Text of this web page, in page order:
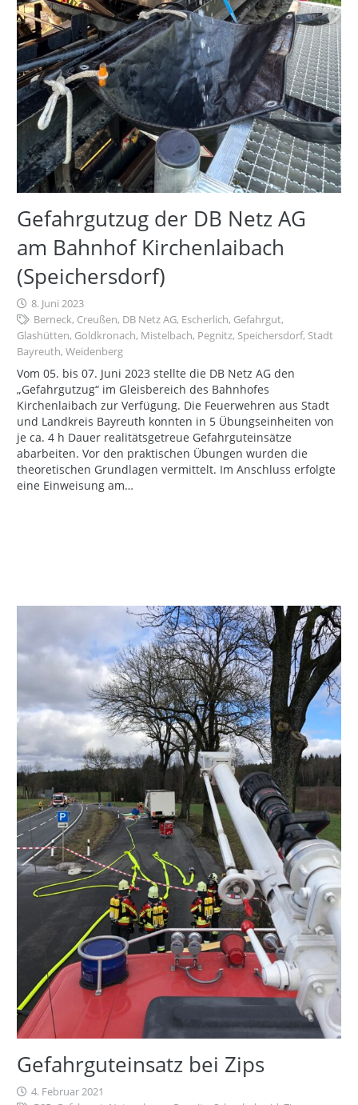
Gefahrgutzug der DB Netz AG
am Bahnhof Kirchenlaibach
(Speichersdorf)
8. Juni 2023
Berneck, Creußen, DB Netz AG, Escherlich, Gefahrgut,
Glashütten, Goldkronach, Mistelbach, Pegnitz, Speichersdorf, Stadt
Bayreuth, Weidenberg
Vom 05. bis 07. Juni 2023 stellte die DB Netz AG den
„Gefahrgutzug“ im Gleisbereich des Bahnhofes
Kirchenlaibach zur Verfügung. Die Feuerwehren aus Stadt
und Landkreis Bayreuth konnten in 5 Übungseinheiten von
je ca. 4 h Dauer realitätsgetreue Gefahrguteinsätze
abarbeiten. Vor den praktischen Übungen wurden die
theoretischen Grundlagen vermittelt. Im Anschluss erfolgte
eine Einweisung am…
Gefahrguteinsatz bei Zips
4. Februar 2021